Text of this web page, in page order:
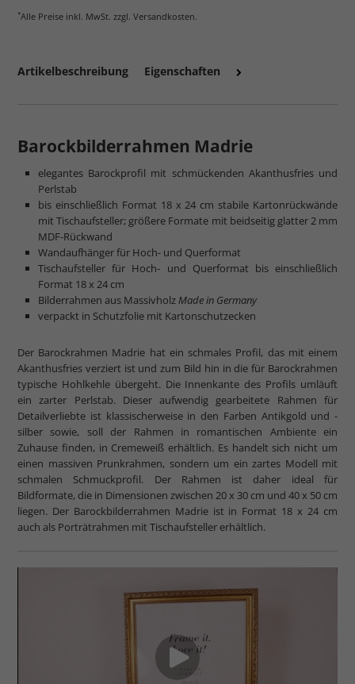
mehr zum Normalglas
*Alle Preise inkl. MwSt. zzgl. Versandkosten.
Artikelbeschreibung Eigenschaften
Barockbilderrahmen Madrie
elegantes Barockprofil mit schmückenden Akanthusfries und
Perlstab
bis einschließlich Format 18 x 24 cm stabile Kartonrückwände
mit Tischaufsteller; größere Formate mit beidseitig glatter 2 mm
MDF-Rückwand
Wandaufhänger für Hoch- und Querformat
Tischaufsteller für Hoch- und Querformat bis einschließlich
Format 18 x 24 cm
Bilderrahmen aus MassivholzMade in Germany
verpackt in Schutzfolie mit Kartonschutzecken
Der Barockrahmen Madrie hat ein schmales Profil, das mit einem
Akanthusfries verziert ist und zum Bild hin in die für Barockrahmen
typische Hohlkehle übergeht. Die Innenkante des Profils umläuft
ein zarter Perlstab. Dieser aufwendig gearbeitete Rahmen für
Detailverliebte ist klassischerweise in den Farben Antikgold und -
silber sowie, soll der Rahmen in romantischen Ambiente ein
Zuhause finden, in Cremeweiß erhältlich. Es handelt sich nicht um
einen massiven Prunkrahmen, sondern um ein zartes Modell mit
schmalen Schmuckprofil. Der Rahmen ist daher ideal für
Bildformate, die in Dimensionen zwischen 20 x 30 cm und 40 x 50 cm
liegen. Der Barockbilderrahmen Madrie ist in Format 18 x 24 cm
auch als Porträtrahmen mit Tischaufsteller erhältlich.